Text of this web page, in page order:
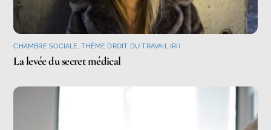
CHAMBRE SOCIALE,THÈME DROIT DU TRAVAIL (RI)
La levée du secret médical